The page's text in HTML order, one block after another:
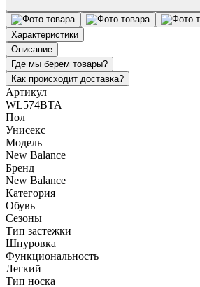
Характеристики
Описание
Где мы берем товары?
Как происходит доставка?
Артикул
WL574BTA
Пол
Унисекс
Модель
New Balance
Бренд
New Balance
Категория
Обувь
Сезоны
Тип застежки
Шнуровка
Функциональность
Легкий
Тип носка